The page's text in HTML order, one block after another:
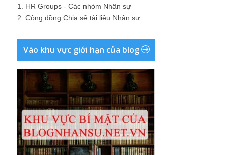
1. HR Groups - Các nhóm Nhân sự
2. Cộng đồng Chia sẻ tài liệu Nhân sự
Vào khu vực giới hạn của blog